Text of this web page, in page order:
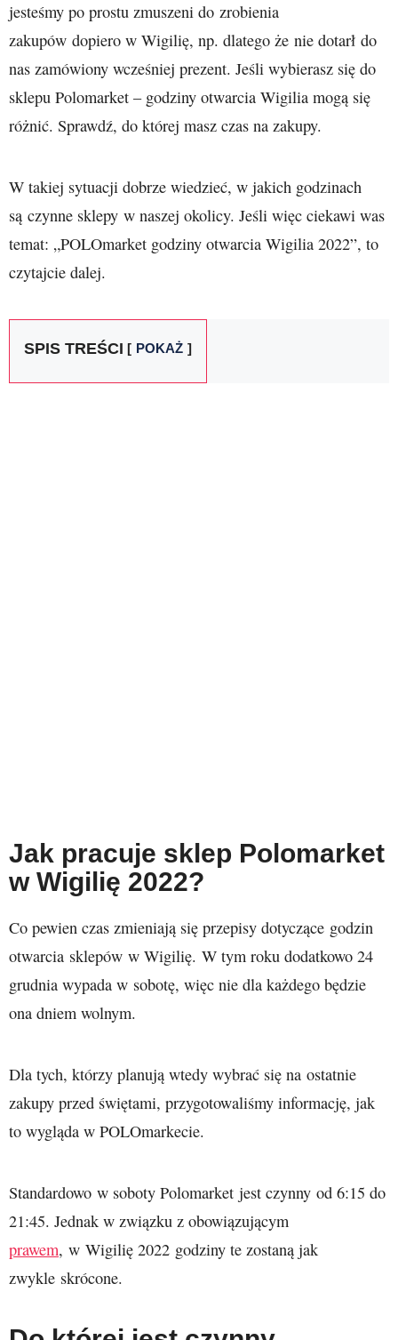
jesteśmy po prostu zmuszeni do zrobienia
zakupów dopiero w Wigilię, np. dlatego że nie dotarł do
nas zamówiony wcześniej prezent. Jeśli wybierasz się do
sklepu Polomarket – godziny otwarcia Wigilia mogą się
różnić. Sprawdź, do której masz czas na zakupy.
W takiej sytuacji dobrze wiedzieć, w jakich godzinach
są czynne sklepy w naszej okolicy. Jeśli więc ciekawi was
temat: „POLOmarket godziny otwarcia Wigilia 2022”, to
czytajcie dalej.
SPIS TREŚCI POKAŻ
Jak pracuje sklep Polomarket
w Wigilię 2022?
Co pewien czas zmieniają się przepisy dotyczące godzin
otwarcia sklepów w Wigilię. W tym roku dodatkowo 24
grudnia wypada w sobotę, więc nie dla każdego będzie
ona dniem wolnym.
Dla tych, którzy planują wtedy wybrać się na ostatnie
zakupy przed świętami, przygotowaliśmy informację, jak
to wygląda w POLOmarkecie.
Standardowo w soboty Polomarket jest czynny od 6:15 do
21:45. Jednak w związku z obowiązującym
prawem, w Wigilię 2022 godziny te zostaną jak
zwykle skrócone.